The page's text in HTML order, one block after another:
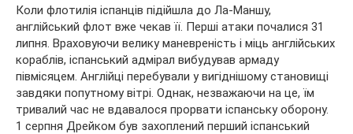
Коли флотилія іспанців підійшла до Ла-Маншу,
англійський флот вже чекав її. Перші атаки почалися 31
липня. Враховуючи велику маневреність і міць англійських
кораблів, іспанський адмірал вибудував армаду
півмісяцем. Англійці перебували у вигіднішому становищі
завдяки попутному вітрі. Однак, незважаючи на це, їм
тривалий час не вдавалося прорвати іспанську оборону.
1 серпня Дрейком був захоплений перший іспанський